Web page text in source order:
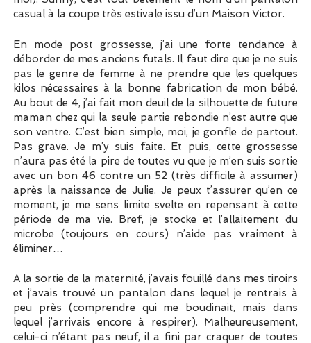
casual à la coupe très estivale issu d’un Maison Victor.
En mode post grossesse, j’ai une forte tendance à
déborder de mes anciens futals. Il faut dire que je ne suis
pas le genre de femme à ne prendre que les quelques
kilos nécessaires à la bonne fabrication de mon bébé.
Au bout de 4, j’ai fait mon deuil de la silhouette de future
maman chez qui la seule partie rebondie n’est autre que
son ventre. C’est bien simple, moi, je gonfle de partout.
Pas grave. Je m’y suis faite. Et puis, cette grossesse
n’aura pas été la pire de toutes vu que je m’en suis sortie
avec un bon 46 contre un 52 (très difficile à assumer)
après la naissance de Julie. Je peux t’assurer qu’en ce
moment, je me sens limite svelte en repensant à cette
période de ma vie. Bref, je stocke et l’allaitement du
microbe (toujours en cours) n’aide pas vraiment à
éliminer…
A la sortie de la maternité, j’avais fouillé dans mes tiroirs
et j’avais trouvé un pantalon dans lequel je rentrais à
peu près (comprendre qui me boudinait, mais dans
lequel j’arrivais encore à respirer). Malheureusement,
celui-ci n’étant pas neuf, il a fini par craquer de toutes